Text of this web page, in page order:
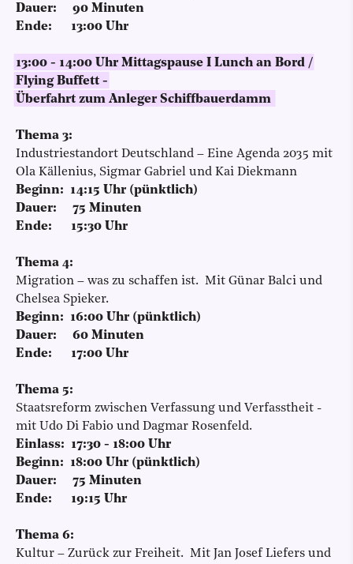
Dauer: 90 Minuten
Ende: 13:00 Uhr
13:00 - 14:00 Uhr Mittagspause I Lunch an Bord /
Flying Buffett -
Überfahrt zum Anleger Schiffbauerdamm
Thema 3:
Industriestandort Deutschland – Eine Agenda 2035 mit
Ola Källenius, Sigmar Gabriel und Kai Diekmann
Beginn: 14:15 Uhr (pünktlich)
Dauer: 75 Minuten
Ende: 15:30 Uhr
Thema 4:
Migration – was zu schaffen ist. Mit Günar Balci und
Chelsea Spieker.
Beginn: 16:00 Uhr (pünktlich)
Dauer: 60 Minuten
Ende: 17:00 Uhr
Thema 5:
Staatsreform zwischen Verfassung und Verfasstheit -
mit Udo Di Fabio und Dagmar Rosenfeld.
Einlass: 17:30 - 18:00 Uhr
Beginn: 18:00 Uhr (pünktlich)
Dauer: 75 Minuten
Ende: 19:15 Uhr
Thema 6:
Kultur – Zurück zur Freiheit. Mit Jan Josef Liefers und